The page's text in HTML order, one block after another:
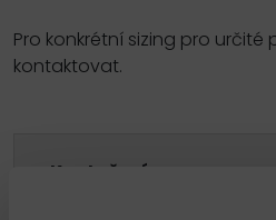
Pro konkrétní sizing pro
kontaktovat.
Ke stažení